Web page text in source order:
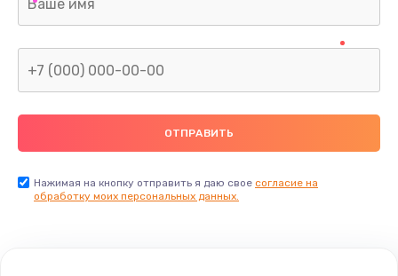
Нажимая на кнопку отправить я даю свое согласие на
обработку моих персональных данных.